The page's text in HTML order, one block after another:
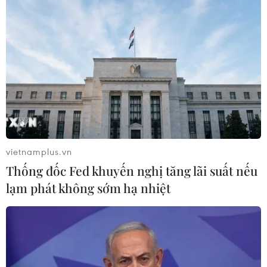
đồng thời cho rằng một số phiếu bầu vắng mặt
có thể chấp nhận được nhưng việc bỏ phiếu qua
đường bưu điện rộng rãi làm tăng nguy cơ gian
Tổng thống Trump đã nhiều lần bày tỏ phản đối
việc bỏ phiếu qua đường bưu điện kể từ khi
giành chiến thắng trong cuộc bầu cử tổng thống
hồi năm 2016.
Ông ngày càng chỉ trích về vấn đề này những
tuần gần đây, khi nhiều tiểu bang thúc đẩy việc
bỏ phiếu qua đường bưu điện do lo ngại các vấn
đề liên quan đến đại dịch COVID-19 khi tiến
hành bỏ phiếu trực tiếp.
Sau khi hai tiểu bang Michigan và Nevada thực
vietnamplus.vn
Thống đốc Fed khuyến nghị tăng lãi suất nếu
lạm phát không sớm hạ nhiệt